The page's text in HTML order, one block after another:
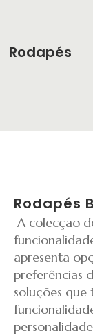
Rodapés
Rodapés
A colecção
apresenta
preferências
soluções que